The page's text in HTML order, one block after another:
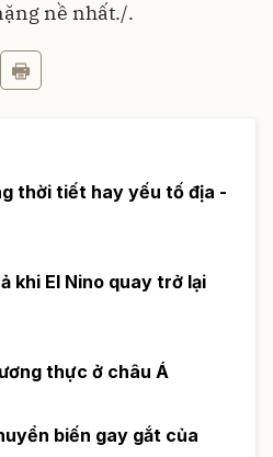
nề nhất./.
thời tiết hay yếu tố địa -
khi El Nino quay trở lại
thực ở châu Á
biến gay gắt của